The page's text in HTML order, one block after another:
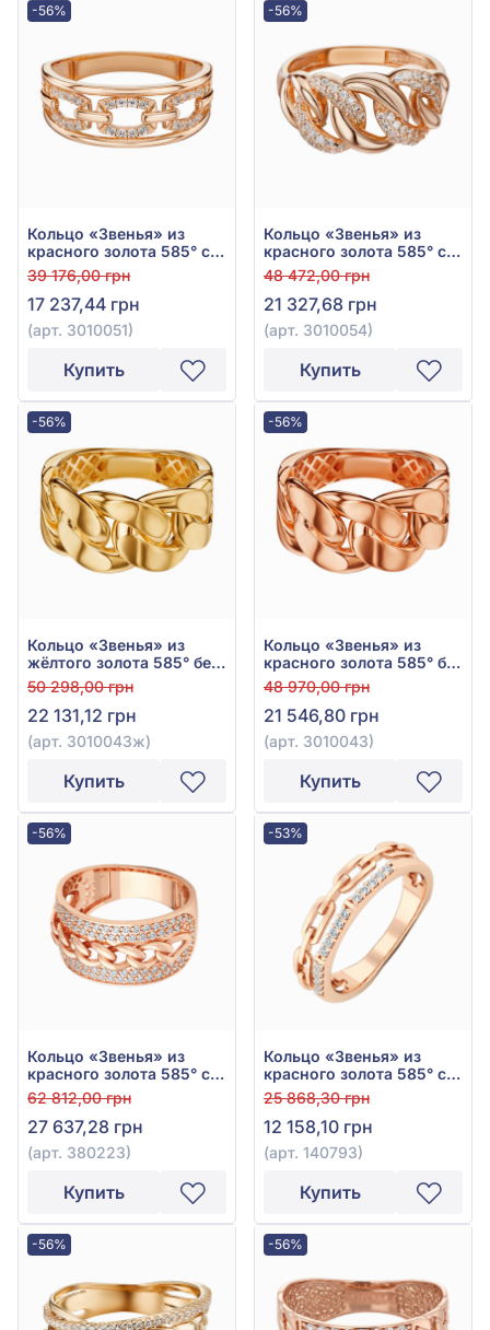
-56%
Кольцо «Звенья» из
красного золота 585° с
фианитом, арт. 3010051
39 176,00 грн
17 237,44 грн
(арт. 3010051)
Купить
-56%
Кольцо «Звенья» из
красного золота 585° с
фианитом, арт. 3010054
48 472,00 грн
21 327,68 грн
(арт. 3010054)
Купить
-56%
Кольцо «Звенья» из
жёлтого золота 585° без
вставки, арт. 3010043ж
50 298,00 грн
22 131,12 грн
(арт. 3010043ж)
Купить
-56%
Кольцо «Звенья» из
красного золота 585° без
вставки, арт. 3010043
48 970,00 грн
21 546,80 грн
(арт. 3010043)
Купить
-56%
Кольцо «Звенья» из
красного золота 585° с
фианитом, арт. 380223
62 812,00 грн
27 637,28 грн
(арт. 380223)
Купить
-53%
Кольцо «Звенья» из
красного золота 585° с
фианитом, арт. 140793
25 868,30 грн
12 158,10 грн
(арт. 140793)
Купить
-56% -56%